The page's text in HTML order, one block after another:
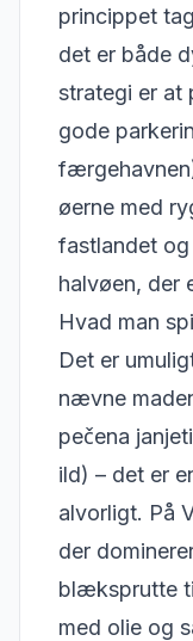
princippet
det er både
strategi er at
gode
øerne med
fastlandet
halvøen, der
Hvad man
Det er
nævne
pečena
ild) – det er
alvorligt. På
der
blæksprutte
med olie og